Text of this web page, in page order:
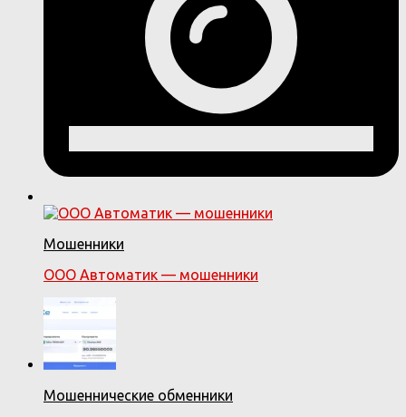
Мошенники
ООО Автоматик — мошенники
Мошеннические обменники